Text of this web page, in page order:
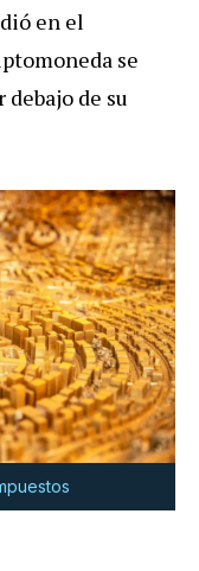
en el
se
de su